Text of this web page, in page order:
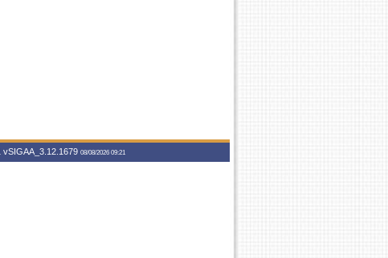
vSIGAA_3.12.1679 08/08/2026 09:21